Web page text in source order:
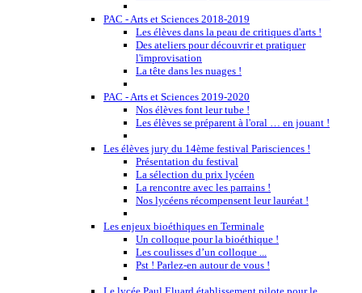
PAC - Arts et Sciences 2018-2019
Les élèves dans la peau de critiques d'arts !
Des ateliers pour découvrir et pratiquer
l'improvisation
La tête dans les nuages !
PAC - Arts et Sciences 2019-2020
Nos élèves font leur tube !
Les élèves se préparent à l'oral … en jouant !
Les élèves jury du 14ème festival Parisciences !
Présentation du festival
La sélection du prix lycéen
La rencontre avec les parrains !
Nos lycéens récompensent leur lauréat !
Les enjeux bioéthiques en Terminale
Un colloque pour la bioéthique !
Les coulisses d’un colloque ...
Pst ! Parlez-en autour de vous !